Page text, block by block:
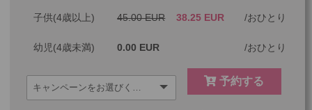
子供(4歳以上) 45.00 EUR 38.25 EUR おひとり
幼児(4歳未満) 0.00 EUR おひとり
予約する